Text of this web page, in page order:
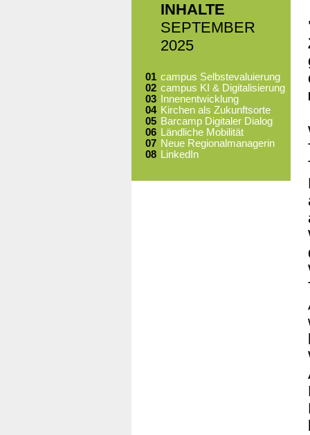
INHALTE
SEPTEMBER
2025
01
02
03
04
05
06
07
08
campus Selbstevaluierung
campus KI & Digitalisierung
Innenentwicklung
Kirchen als Zukunftsorte
Barcamp Digitaler Dialog
Ländliche Mobilität
Neue Regionalmanagerin
LinkedIn